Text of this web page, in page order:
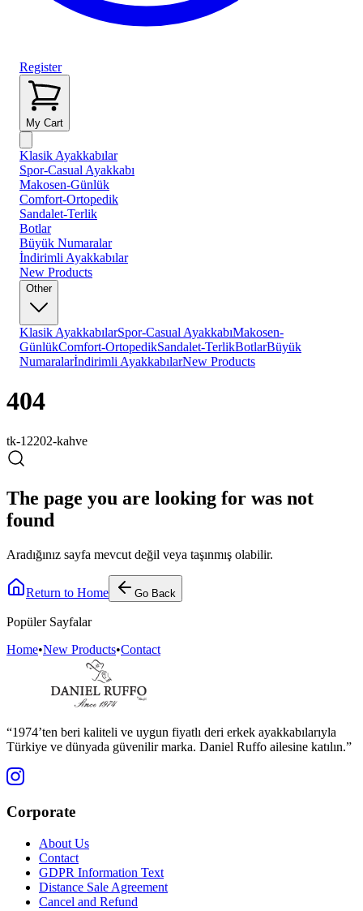
Register
My Cart
Klasik Ayakkabılar
Spor-Casual Ayakkabı
Makosen-Günlük
Comfort-Ortopedik
Sandalet-Terlik
Botlar
Büyük Numaralar
İndirimli Ayakkabılar
New Products
Other
Klasik AyakkabılarSpor-Casual AyakkabıMakosen-
GünlükComfort-OrtopedikSandalet-TerlikBotlarBüyük
Numaralarİndirimli AyakkabılarNew Products
404
tk-12202-kahve
The page you are looking for was not
found
Aradığınız sayfa mevcut değil veya taşınmış olabilir.
Return to Home Go Back
Popüler Sayfalar
Home•New Products•Contact
“1974’ten beri kaliteli ve uygun fiyatlı deri erkek ayakkabılarıyla
Türkiye ve dünyada güvenilir marka. Daniel Ruffo ailesine katılın.”
Corporate
About Us
Contact
GDPR Information Text
Distance Sale Agreement
Cancel and Refund